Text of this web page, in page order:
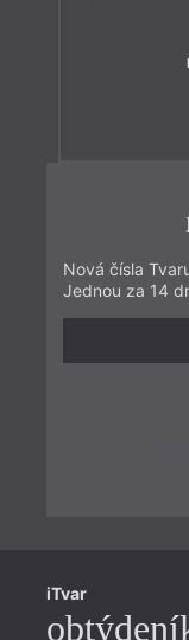
Nová čísla
Jednou za 14
iTvar